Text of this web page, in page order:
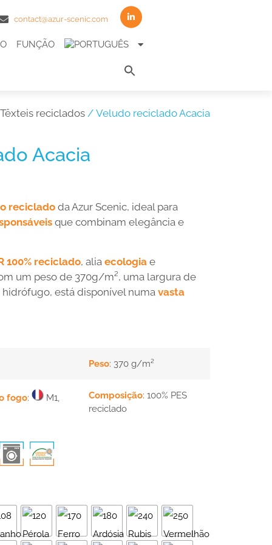
contact@azur-scenic.com
FUNÇÃO
Têxteis reciclados / Veludo reciclado Acacia
Acacia
recicladoda Azur Scenic, ideal para
que combinam elegância e
100% reciclado, alia ecologiae
um peso de 370g/m², uma largura de
está disponível numa vasta
Peso: 370 g/m²
fogo: M1, Composição: 100% PES
reciclado